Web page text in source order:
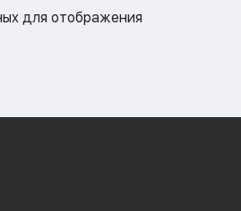
для отображения